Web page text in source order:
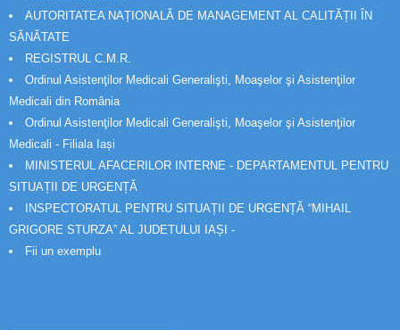
AUTORITATEA NAȚIONALĂ DE MANAGEMENT AL CALITĂȚII ÎN
SĂNĂTATE
REGISTRUL C.M.R.
Ordinul Asistenţilor Medicali Generalişti, Moaşelor şi Asistenţilor
Medicali din România
Ordinul Asistenţilor Medicali Generalişti, Moaşelor şi Asistenţilor
Medicali - Filiala Iași
MINISTERUL AFACERILOR INTERNE - DEPARTAMENTUL PENTRU
SITUAȚII DE URGENȚĂ
INSPECTORATUL PENTRU SITUAȚII DE URGENȚĂ “MIHAIL
GRIGORE STURZA” AL JUDETULUI IAȘI -
Fii un exemplu